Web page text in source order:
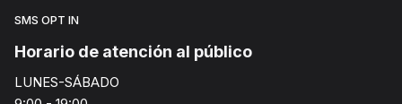
Horario de atención al público
LUNES-SÁBADO
SMS OPT IN